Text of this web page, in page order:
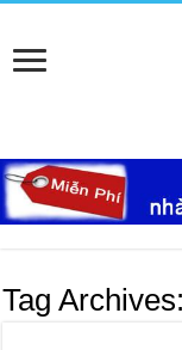
Tag Archives: